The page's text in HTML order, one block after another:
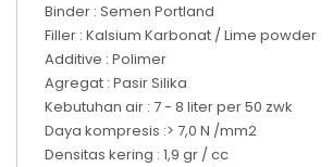
Binder : Semen Portland
Filler : Kalsium Karbonat / Lime powder
Additive : Polimer
Agregat : Pasir Silika
Kebutuhan air : 7 - 8 liter per 50 zwk
Daya kompresis :> 7,0 N /mm2
Densitas kering : 1,9 gr / cc